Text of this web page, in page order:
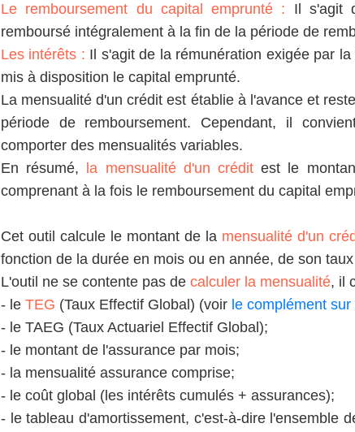
Le remboursement du capital emprunté : Il s'agit
remboursé intégralement à la fin de la période de
Les intérêts : Il s'agit de la rémunération exigée par
mis à disposition le capital emprunté.
La mensualité d'un crédit est établie à l'avance et
période de remboursement. Cependant, il
comporter des mensualités variables.
En résumé,
la mensualité d'un crédit est le
comprenant à la fois le remboursement du capital
Cet outil calcule le montant de la mensualité d'un
fonction de la durée en mois ou en année, de son
L'outil ne se contente pas de calculer la mensualité, il
- le TEG (Taux Effectif Global) (voir le complément
- le TAEG (Taux Actuariel Effectif Global);
- le montant de l'assurance par mois;
- la mensualité assurance comprise;
- le coût global (les intérêts cumulés + assurances);
- le tableau d'amortissement, c'est-à-dire l'ensemble